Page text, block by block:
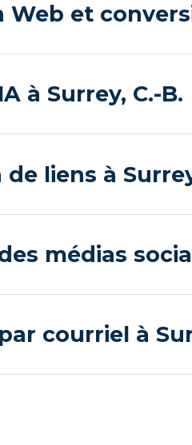
Web et
à Surrey, C.-B.
liens à
médias
courriel à